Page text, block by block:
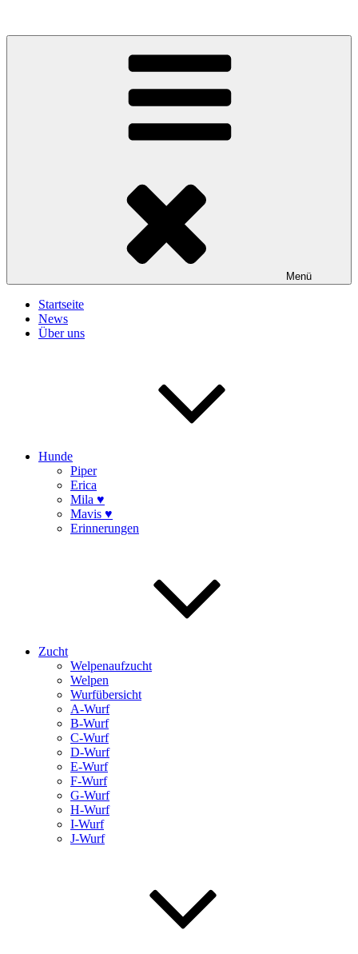
Menü
Startseite
News
Über uns
Hunde
Piper
Erica
Mila ♥
Mavis ♥
Erinnerungen
Zucht
Welpenaufzucht
Welpen
Wurfübersicht
A-Wurf
B-Wurf
C-Wurf
D-Wurf
E-Wurf
F-Wurf
G-Wurf
H-Wurf
I-Wurf
J-Wurf